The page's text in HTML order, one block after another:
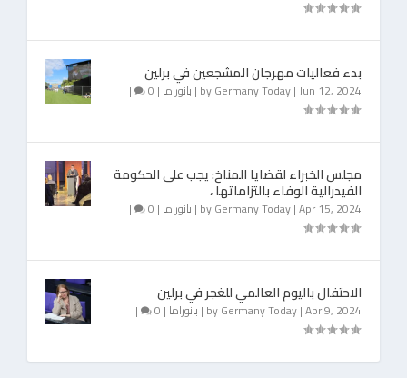
بدء فعاليات مهرجان المشجعين في برلين
byGermany Today|Jun 12, 2024
| بانوراما |
0
|
مجلس الخبراء لقضايا المناخ: يجب على الحكومة
الفيدرالية الوفاء بالتزاماتها ،
byGermany Today|Apr 15, 2024
| بانوراما |
0
|
الاحتفال باليوم العالمي للغجر في برلين
byGermany Today|Apr 9, 2024
| بانوراما |
0
|